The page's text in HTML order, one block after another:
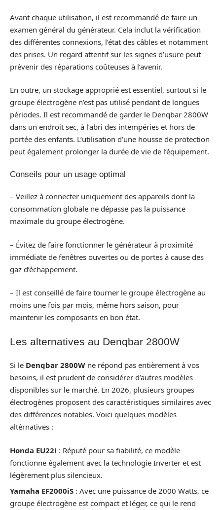
Avant chaque utilisation, il est recommandé de faire un
examen général du générateur. Cela inclut la vérification
des différentes connexions, l’état des câbles et notamment
des prises. Un regard attentif sur les signes d’usure peut
prévenir des réparations coûteuses à l’avenir.
En outre, un stockage approprié est essentiel, surtout si le
groupe électrogène n’est pas utilisé pendant de longues
périodes. Il est recommandé de garder le Denqbar 2800W
dans un endroit sec, à l’abri des intempéries et hors de
portée des enfants. L’utilisation d’une housse de protection
peut également prolonger la durée de vie de l’équipement.
Conseils pour un usage optimal
– Veillez à connecter uniquement des appareils dont la
consommation globale ne dépasse pas la puissance
maximale du groupe électrogène.
– Évitez de faire fonctionner le générateur à proximité
immédiate de fenêtres ouvertes ou de portes à cause des
gaz d’échappement.
– Il est conseillé de faire tourner le groupe électrogène au
moins une fois par mois, même hors saison, pour
maintenir les composants en bon état.
Les alternatives au Denqbar 2800W
Si le Denqbar 2800W ne répond pas entièrement à vos
besoins, il est prudent de considérer d’autres modèles
disponibles sur le marché. En 2026, plusieurs groupes
électrogènes proposent des caractéristiques similaires avec
des différences notables. Voici quelques modèles
altérnatives :
Honda EU22i : Réputé pour sa fiabilité, ce modèle
fonctionne également avec la technologie Inverter et est
légèrement plus silencieux.
Yamaha EF2000iS : Avec une puissance de 2000 Watts, ce
groupe électrogène est compact et léger, ce qui le rend